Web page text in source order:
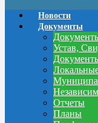
Новости
Документы
Устав,
Отчеты
Планы